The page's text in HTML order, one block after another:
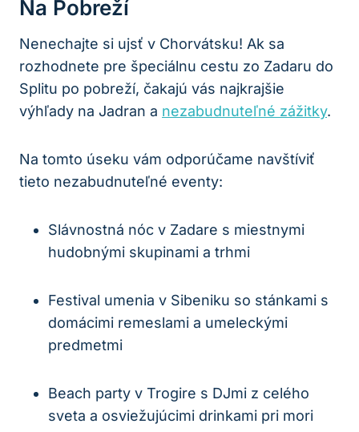
Na Pobreží
Nenechajte si ujsť v Chorvátsku! Ak sa
rozhodnete pre špeciálnu cestu zo Zadaru do
Splitu po pobreží, čakajú vás najkrajšie
výhľady na Jadran a nezabudnuteľné zážitky.
Na tomto úseku vám odporúčame navštíviť
tieto nezabudnuteľné eventy:
Slávnostná nóc v Zadare s miestnymi
hudobnými skupinami a trhmi
Festival umenia v Sibeniku so stánkami s
domácimi remeslami a umeleckými
predmetmi
Beach party v Trogire s DJmi z celého
sveta a osviežujúcimi drinkami pri mori